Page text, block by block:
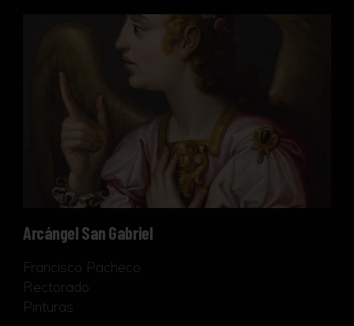
Arcángel San Gabriel
Arcángel San Gabriel
Francisco Pacheco
Rectorado
Pinturas